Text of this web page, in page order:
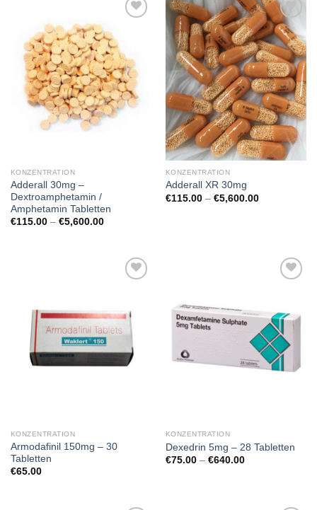
KONZENTRATION
Adderall 30mg –
Dextroamphetamin /
Amphetamin Tabletten
€115.00 – €5,600.00Preisspanne:
KONZENTRATION
Adderall XR 30mg
€115.00 – €5,600.00Preisspanne:
KONZENTRATION
Armodafinil 150mg – 30
Tabletten
€65.00
KONZENTRATION
Dexedrin 5mg – 28 Tabletten
€75.00 – €640.00Preisspanne: